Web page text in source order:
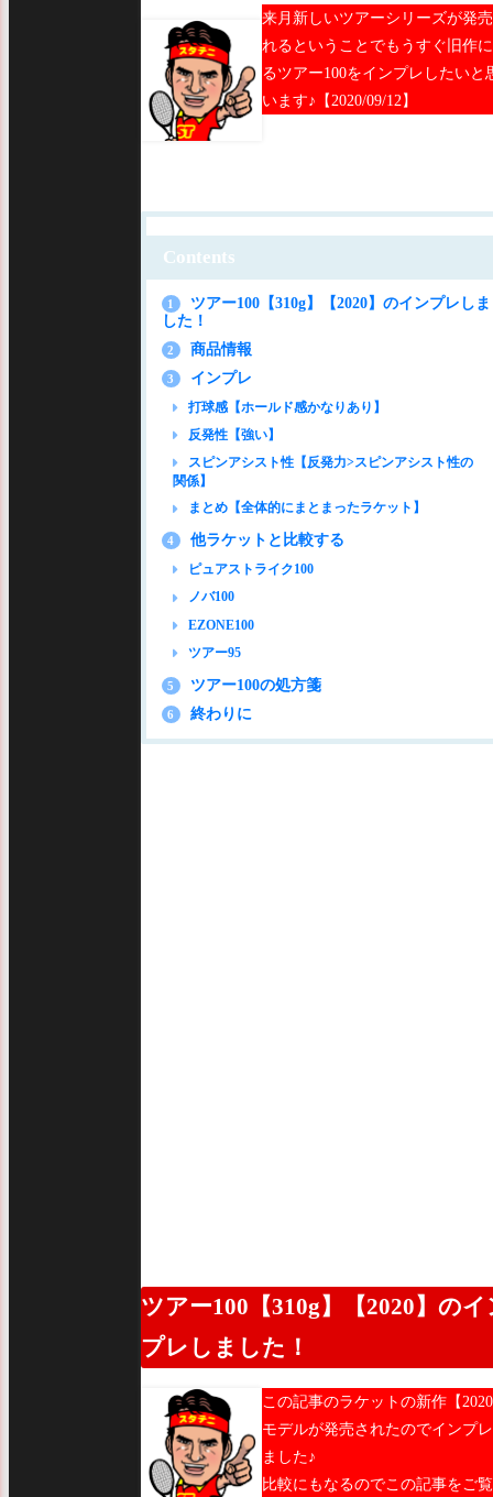
来月新しいツアーシリーズが発
れるということでもうすぐ旧作
るツアー100をインプレしたいと
います♪【2020/09/12】
Contents
1
ツアー100【310g】【2020】のインプレしま
した！
2 商品情報
3 インプレ
打球感【ホールド感かなりあり】
反発性【強い】
スピンアシスト性【反発力>スピンアシスト性の
関係】
まとめ【全体的にまとまったラケット】
4 他ラケットと比較する
ピュアストライク100
ノバ100
EZONE100
ツアー95
5 ツアー100の処方箋
6 終わりに
ツアー100【310g】【2020】のイ
プレしました！
この記事のラケットの新作【
モデルが発売されたのでインプ
ました♪
比較にもなるのでこの記事をご